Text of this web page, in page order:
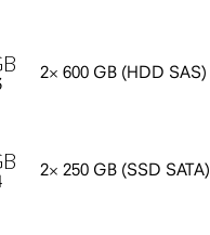
2× 600 GB (HDD SAS)
2× 250 GB (SSD SATA)